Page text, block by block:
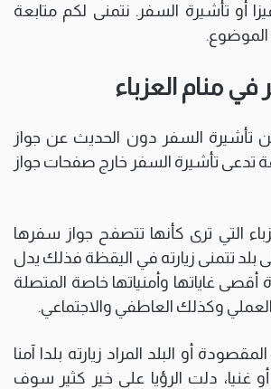
أو تأشيرة السفر. نتمنى لكم متابعة
الموضوع.
منام العزباء
تأشيرة السفر دون الحديث عن جواز
تدعى تأشيرة السفر خارج صفحات جواز
التي ترى كأنها تتصفح جواز سفرها
بلد تتمنى زيارته في اليقظة فذلك يدل
أقصى غاياتها وأمنياتها خاصة المتصلة
العملي وكذلك العاطفي والاجتماعي.
أو البلد المراد زيارته بلدا آمنا
غنيا، دلت الرؤيا على خير كثير سوف